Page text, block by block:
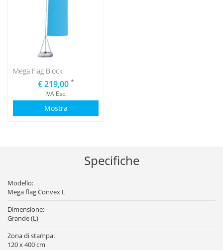
Mega Flag Block
€ 219,00 *
IVA Esc.
Mostra
Specifiche
Modello:
Mega flag Convex L
Dimensione:
Grande (L)
Zona di stampa:
120 x 400 cm